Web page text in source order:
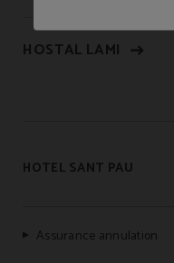
HOSTAL LAMI
HOTEL SANT PAU
Assurance annulation